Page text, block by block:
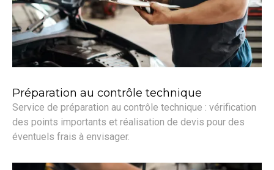
Préparation au contrôle technique
Service de préparation au contrôle technique : vérification
des points importants et réalisation de devis pour des
éventuels frais à envisager.